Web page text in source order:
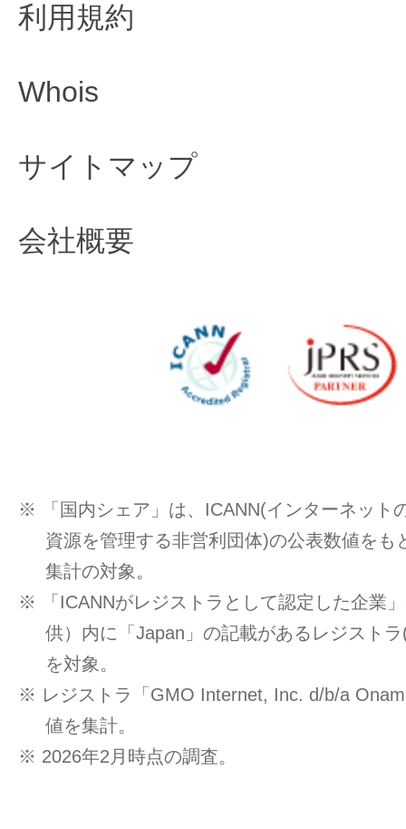
利用規約
Whois
サイトマップ
会社概要
※ 「国内シェア」は、ICANN(インターネット
資源を管理する非営利団体)の公表数値をも
集計の対象。
※ 「ICANNがレジストラとして認定した企業
供）内に「Japan」の記載があるレジスト
を対象。
※ レジストラ「GMO Internet, Inc. d/b/a
値を集計。
※ 2026年2月時点の調査。